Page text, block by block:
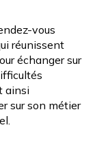
vous
réunissent
échanger sur
ainsi
sur son métier